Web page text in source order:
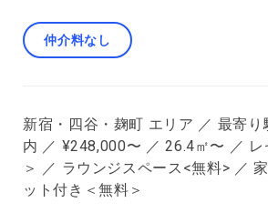
仲介料なし
新宿・四谷・麹町 エリア ／ 最寄り
内 ／ ¥248,000〜 ／ 26.4㎡〜 ／
＞ ／ ラウンジスペース<無料> ／
ット付き＜無料＞